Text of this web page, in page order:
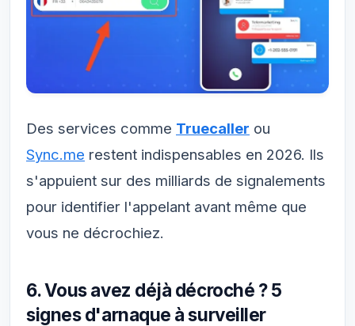
Des services comme Truecaller ou
Sync.me restent indispensables en 2026. Ils
s'appuient sur des milliards de signalements
pour identifier l'appelant avant même que
vous ne décrochiez.
6. Vous avez déjà décroché ? 5
signes d'arnaque à surveiller